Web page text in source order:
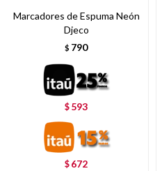
Marcadores de Espuma Neón
Djeco
$ 790
$ 593
$ 672